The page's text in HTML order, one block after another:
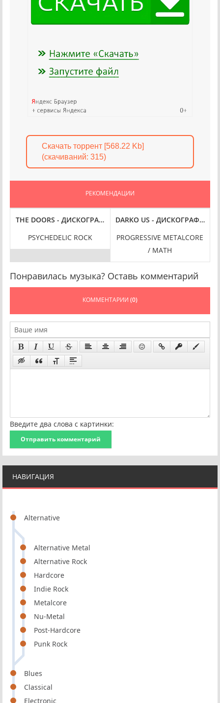
НАВИГАЦИЯ
Alternative
Alternative Metal
Alternative Rock
Hardcore
Indie Rock
Metalcore
Nu-Metal
Post-Hardcore
Punk Rock
Blues
Classical
Electronic
Скачать торрент [568.22 Kb]
(cкачиваний: 315)
РЕКОМЕНДАЦИИ
(1961-2022)
THE DOORS - ДИСКОГРАФИЯ (1967-2021)
PSYCHEDELIC ROCK
DARKO US - ДИСКОГРАФИЯ
PROGRESSIVE METALCORE
/ MATH
Понравилась музыка? Оставь комментарий
КОММЕНТАРИИ (0)
Введите два слова с картинки:
Отправить комментарий